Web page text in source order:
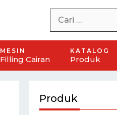
MESIN
Filling Cairan
KATALOG
Produk
Produk